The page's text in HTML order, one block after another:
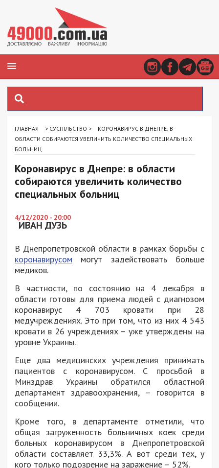
ГЛАВНАЯ > СУСПІЛЬСТВО >
КОРОНАВИРУС В ДНЕПРЕ: В
ОБЛАСТИ СОБИРАЮТСЯ УВЕЛИЧИТЬ КОЛИЧЕСТВО СПЕЦИАЛЬНЫХ
БОЛЬНИЦ
Коронавирус в Днепре: в области
собираются увеличить количество
специальных больниц
4/12/2020 - 20:00
ИВАН ДУЗЬ
В Днепропетровской области в рамках борьбы с
коронавирусом могут задействовать больше
медиков.
В частности, по состоянию на 4 декабря в
области готовы для приема людей с диагнозом
коронавирус 4 703 кровати при 28
медучреждениях. Это при том, что из них 4 543
кровати в 26 учреждениях – уже утверждены на
уровне Украины.
Еще два медицинских учреждения принимать
пациентов с коронавирусом. С просьбой в
Минздрав Украины обратился областной
департамент здравоохранения, – говорится в
сообщении.
Кроме того, в департаменте отметили, что
общая загруженность больничных коек среди
больных коронавирусом в Днепропетровской
области составляет 33,3%. А вот среди тех, у
кого только подозрение на заражение – 52%.